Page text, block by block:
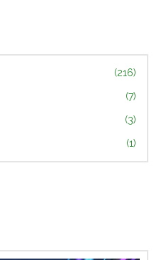
(216)
(7)
(3)
(1)